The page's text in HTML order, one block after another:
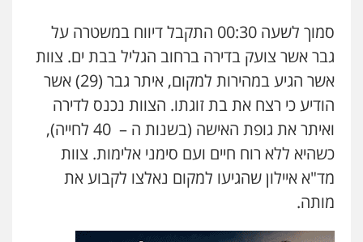
סמוך לשעה 00:30 התקבל דיווח במשטרה על
גבר אשר צועק בדירה ברחוב הגליל בבת ים. צוות
אשר הגיע במהירות למקום, איתר גבר (29) אשר
הודיע כי רצח את בת זוגתו. הצוות נכנס לדירה
ואיתר את גופת האישה (בשנות ה – 40 לחייה),
כשהיא ללא רוח חיים ועם סימני אלימות. צוות
מד"א איילון שהגיעו למקום נאלצו לקבוע את
מותה.